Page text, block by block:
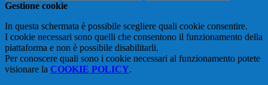
Gestione cookie
In questa schermata è possibile scegliere quali cookie consentire.
I cookie necessari sono quelli che consentono il funzionamento della
piattaforma e non è possibile disabilitarli.
Per conoscere quali sono i cookie necessari al funzionamento potete
visionare la COOKIE POLICY.